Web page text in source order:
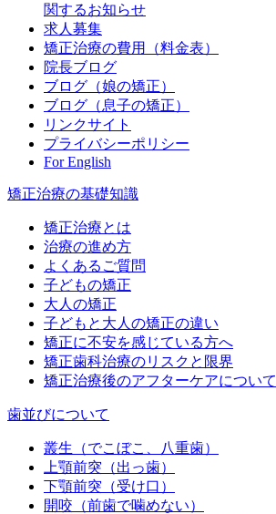
関するお知らせ
求人募集
矯正治療の費用（料金表）
院長ブログ
ブログ（娘の矯正）
ブログ（息子の矯正）
リンクサイト
プライバシーポリシー
For English
矯正治療の基礎知識
矯正治療とは
治療の進め方
よくあるご質問
子どもの矯正
大人の矯正
子どもと大人の矯正の違い
矯正に不安を感じている方へ
矯正歯科治療のリスクと限界
矯正治療後のアフターケアについて
歯並びについて
叢生（でこぼこ、八重歯）
上顎前突（出っ歯）
下顎前突（受け口）
開咬（前歯で噛めない）